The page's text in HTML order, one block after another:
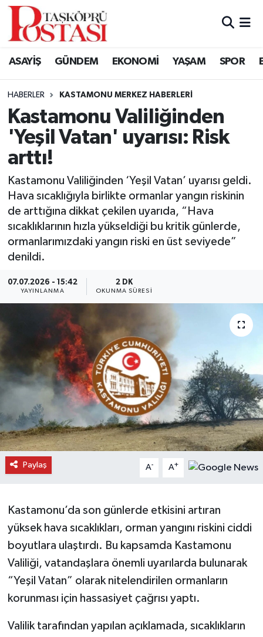
ASAYİŞ GÜNDEM EKONOMİ YAŞAM SPOR
HABERLER KASTAMONU MERKEZ HABERLERI
Kastamonu Valiliğinden
'Yeşil Vatan' uyarısı: Risk
arttı!
Kastamonu Valiliğinden ‘Yeşil Vatan’ uyarısı geldi.
Hava sıcaklığıyla birlikte ormanlar yangın riskinin
de arttığına dikkat çekilen uyarıda, “Hava
sıcaklıklarının hızla yükseldiği bu kritik günlerde,
ormanlarımızdaki yangın riski en üst seviyede”
denildi.
07.07.2026 - 15:42
YAYINLANMA
2 DK
OKUNMA SÜRESI
Paylaş A- A+
Kastamonu’da son günlerde etkisini artıran
yüksek hava sıcaklıkları, orman yangını riskini ciddi
boyutlara ulaştırdı. Bu kapsamda Kastamonu
Valiliği, vatandaşlara önemli uyarılarda bulunarak
“Yeşil Vatan” olarak nitelendirilen ormanların
korunması için hassasiyet çağrısı yaptı.
Valilik tarafından yapılan açıklamada, sıcaklıkların
Kastamonu Vefat Edenler
Araç Haberleri
Azdavay Haberleri
Bozkurt Haberleri
Çatalzeytin Haberleri
Cide Haberleri
Daday Haberleri
Devrekani Haberleri
Doğanyurt Haberleri
Hanönü Haberleri
İhsangazi Haberleri
İnebolu Haberleri
Küre Haberleri
Pınarbaşı Haberleri
Şenpazar Haberleri
Seydiler Haberleri